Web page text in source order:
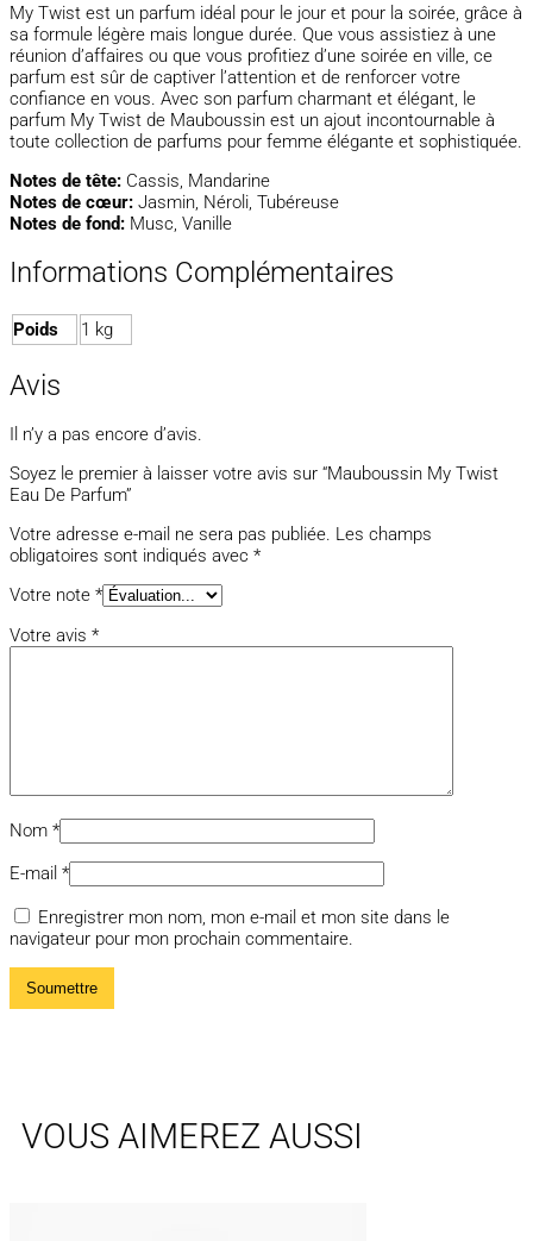
My Twist est un parfum idéal pour le jour et pour la soirée, grâce à
sa formule légère mais longue durée. Que vous assistiez à une
réunion d’affaires ou que vous profitiez d’une soirée en ville, ce
parfum est sûr de captiver l’attention et de renforcer votre
confiance en vous. Avec son parfum charmant et élégant, le
parfum My Twist de Mauboussin est un ajout incontournable à
toute collection de parfums pour femme élégante et sophistiquée.
Notes de tête: Cassis, Mandarine
Notes de cœur: Jasmin, Néroli, Tubéreuse
Notes de fond: Musc, Vanille
Informations Complémentaires
Poids 1 kg
Avis
Il n’y a pas encore d’avis.
Soyez le premier à laisser votre avis sur “Mauboussin My Twist
Eau De Parfum”
Votre adresse e-mail ne sera pas publiée. Les champs
obligatoires sont indiqués avec *
Votre note *
Votre avis *
Nom *
E-mail *
Enregistrer mon nom, mon e-mail et mon site dans le
navigateur pour mon prochain commentaire.
VOUS AIMEREZ AUSSI